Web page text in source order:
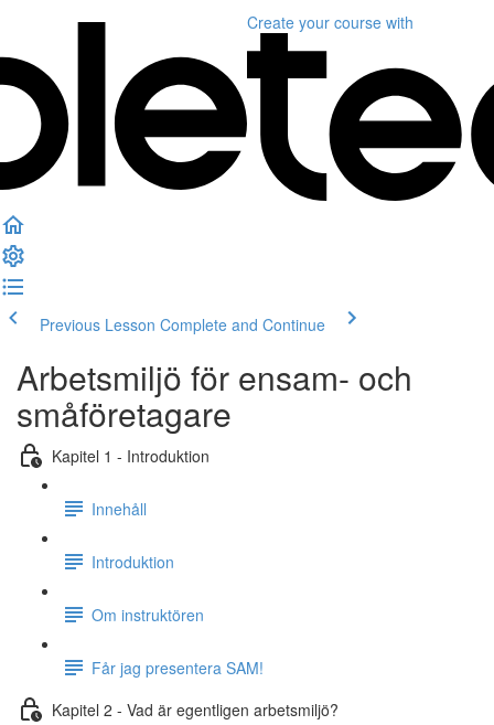
Create your course with
Previous Lesson Complete and Continue
Arbetsmiljö för ensam- och
småföretagare
Kapitel 1 - Introduktion
Innehåll
Introduktion
Om instruktören
Får jag presentera SAM!
Kapitel 2 - Vad är egentligen arbetsmiljö?